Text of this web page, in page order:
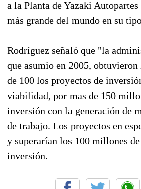
a la Planta de Yazaki
más grande del mundo en su
Rodríguez señaló que "la
que asumio en 2005,
de 100 los proyectos de
viabilidad, por mas de 150
inversión con la generación de
de trabajo. Los proyectos en
y superarían los 100 millones
inversión.